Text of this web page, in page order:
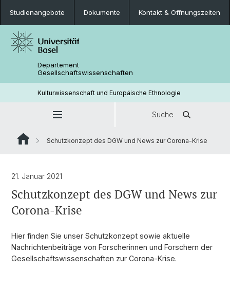
Studienangebote Dokumente Kontakt & Öffnungszeiten
Departement
Gesellschaftswissenschaften
Kulturwissenschaft und Europäische Ethnologie
Suche
Schutzkonzept des DGW und News zur Corona-Krise
21. Januar 2021
Schutzkonzept des DGW und News zur
Corona-Krise
Hier finden Sie unser Schutzkonzept sowie aktuelle
Nachrichtenbeiträge von Forscherinnen und Forschern der
Gesellschaftswissenschaften zur Corona-Krise.